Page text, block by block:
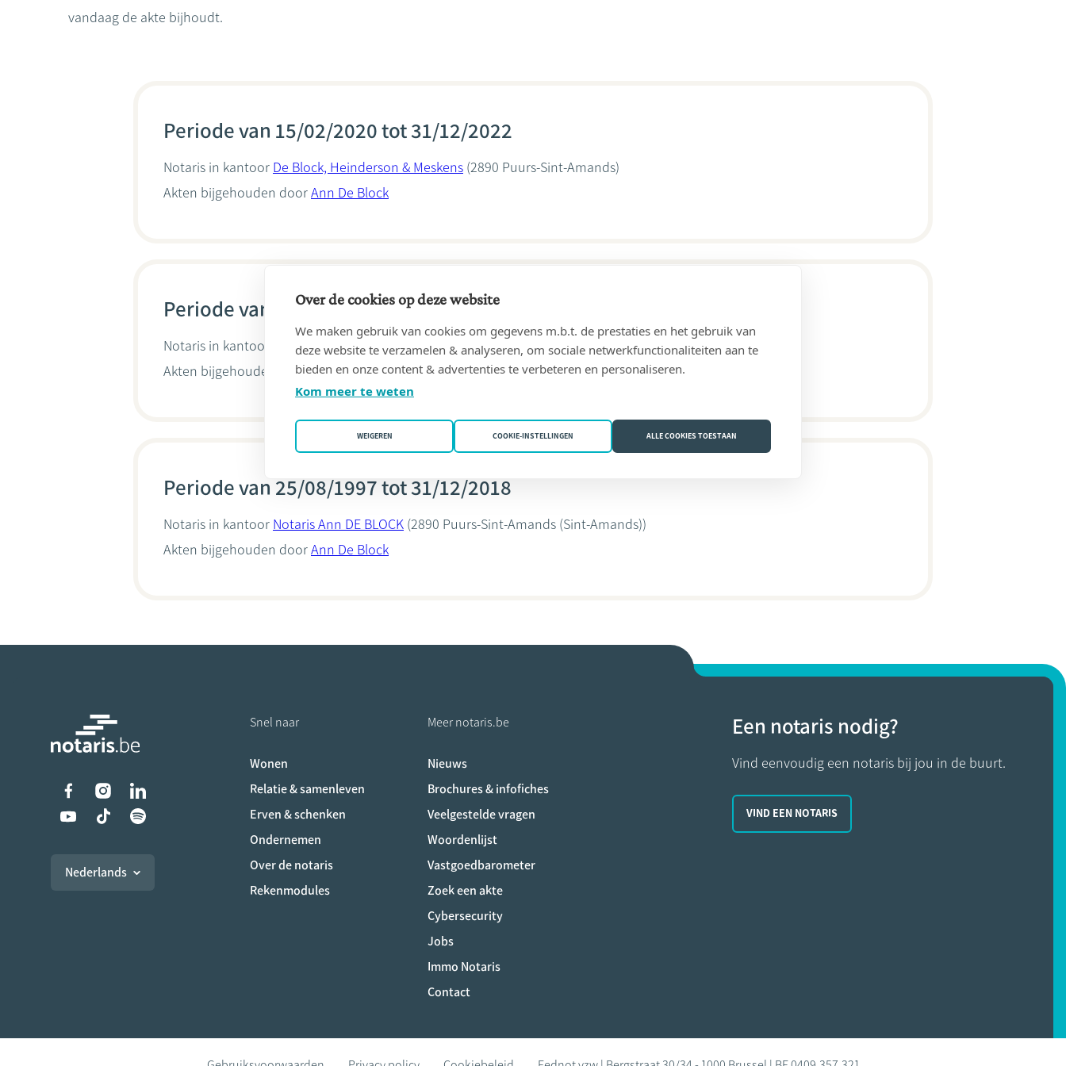
vandaag de akte bijhoudt.
Periode van 15/02/2020 tot 31/12/2022
Notaris in kantoor De Block, Heinderson & Meskens (2890 Puurs-Sint-Amands)
Akten bijgehouden doorAnn De Block
Periode van 01/01/2019 tot 16/09/2019
Notaris in kantoor Notaris Ann DE BLOCK(2890 Puurs-Sint-Amands)
Akten bijgehouden doorAnn De Block
Periode van 25/08/1997 tot 31/12/2018
Notaris in kantoor Notaris Ann DE BLOCK (2890 Puurs-Sint-Amands (Sint-Amands))
Akten bijgehouden doorAnn De Block
Liens vers les réseaux sociaux
Nederlands
Snel naar
Wonen
Relatie & samenleven
Erven & schenken
Ondernemen
Over de notaris
Rekenmodules
Meer notaris.be
Nieuws
Brochures & infofiches
Veelgestelde vragen
Woordenlijst
Vastgoedbarometer
Zoek een akte
Cybersecurity
Jobs
Immo Notaris
Contact
Een notaris nodig?
Vind eenvoudig een notaris bij jou in de buurt.
VIND EEN NOTARIS
Over de cookies op deze website
We maken gebruik van cookies om gegevens m.b.t. de prestaties en het gebruik van
deze website te verzamelen & analyseren, om sociale netwerkfunctionaliteiten aan te
bieden en onze content & advertenties te verbeteren en personaliseren.
Kom meer te weten
WEIGEREN COOKIE-INSTELLINGEN ALLE COOKIES TOESTAAN